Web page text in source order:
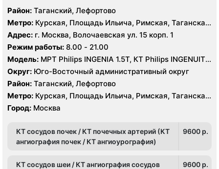
Район: Таганский, Лефортово
Метро: Курская, Площадь Ильича, Римская, Таганская,
Чкаловская
Адрес: г. Москва, Волочаевская ул. 15 корп. 1
Режим работы: 8.00 - 21.00
Модель: МРТ Philips INGENIA 1.5Т, КТ Philips INGENUITY
ELITE 128 срезов
Округ: Юго-Восточный административный округ
Район: Таганский, Лефортово
Метро: Курская, Площадь Ильича, Римская, Таганская,
Чкаловская
Город: Москва
КТ сосудов почек / КТ почечных артерий (КТ
ангиография почек / КТ ангиоурография)
9600 p.
КТ сосудов шеи / КТ ангиография сосудов
9600 p.